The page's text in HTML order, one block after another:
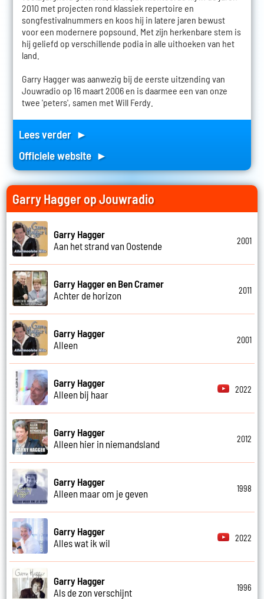
2010 met projecten rond klassiek repertoire en
songfestivalnummers en koos hij in latere jaren bewust
voor een modernere popsound. Met zijn herkenbare stem is
hij geliefd op verschillende podia in alle uithoeken van het
land.
Garry Hagger was aanwezig bij de eerste uitzending van
Jouwradio op 16 maart 2006 en is daarmee een van onze
twee 'peters', samen met Will Ferdy.
Lees verder ►
Officiele website ►
Garry Hagger op Jouwradio
Garry Hagger
Aan het strand van Oostende
2001
Garry Hagger en Ben Cramer
Achter de horizon
2011
Garry Hagger
Alleen
2001
Garry Hagger
Alleen bij haar
2022
Garry Hagger
Alleen hier in niemandsland
2012
Garry Hagger
Alleen maar om je geven
1998
Garry Hagger
Alles wat ik wil
2022
Garry Hagger
Als de zon verschijnt
1996